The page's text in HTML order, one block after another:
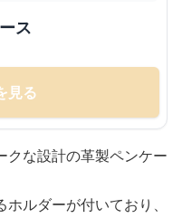
ス
見る
クな設計の革製ペンケー
ルダーが付いており、